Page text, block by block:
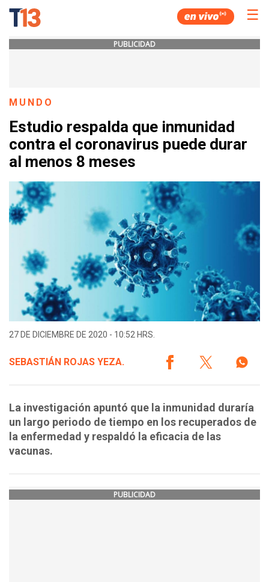
☰
PUBLICIDAD
MUNDO
Estudio respalda que inmunidad
contra el coronavirus puede durar
al menos 8 meses
27 DE DICIEMBRE DE 2020 - 10:52 HRS.
SEBASTIÁN ROJAS YEZA.
La investigación apuntó que la inmunidad duraría
un largo periodo de tiempo en los recuperados de
la enfermedad y respaldó la eficacia de las
vacunas.
PUBLICIDAD